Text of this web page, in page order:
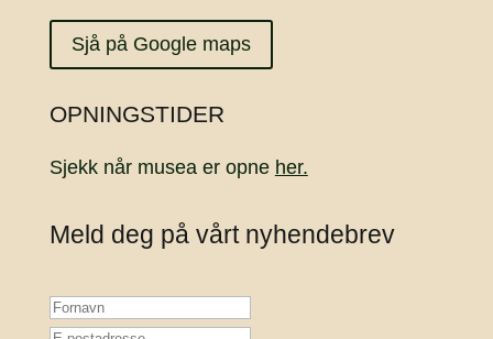
Sjå på Google maps
OPNINGSTIDER
Sjekk når musea er opne her.
Meld deg på vårt nyhendebrev